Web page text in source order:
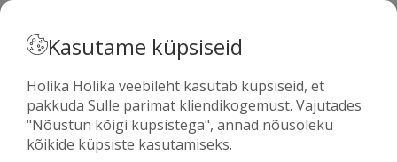
Kasutame küpsiseid
Holika Holika veebileht kasutab küpsiseid, et
pakkuda Sulle parimat kliendikogemust. Vajutades
"Nõustun kõigi küpsistega", annad nõusoleku
kõikide küpsiste kasutamiseks.